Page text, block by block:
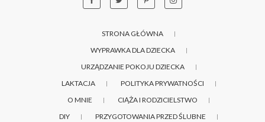
STRONA GŁÓWNA
WYPRAWKA DLA DZIECKA
URZĄDZANIE POKOJU DZIECKA
LAKTACJA
POLITYKA PRYWATNOŚCI
O MNIE
CIĄŻA I RODZICIELSTWO
DIY
PRZYGOTOWANIA PRZED ŚLUBNE